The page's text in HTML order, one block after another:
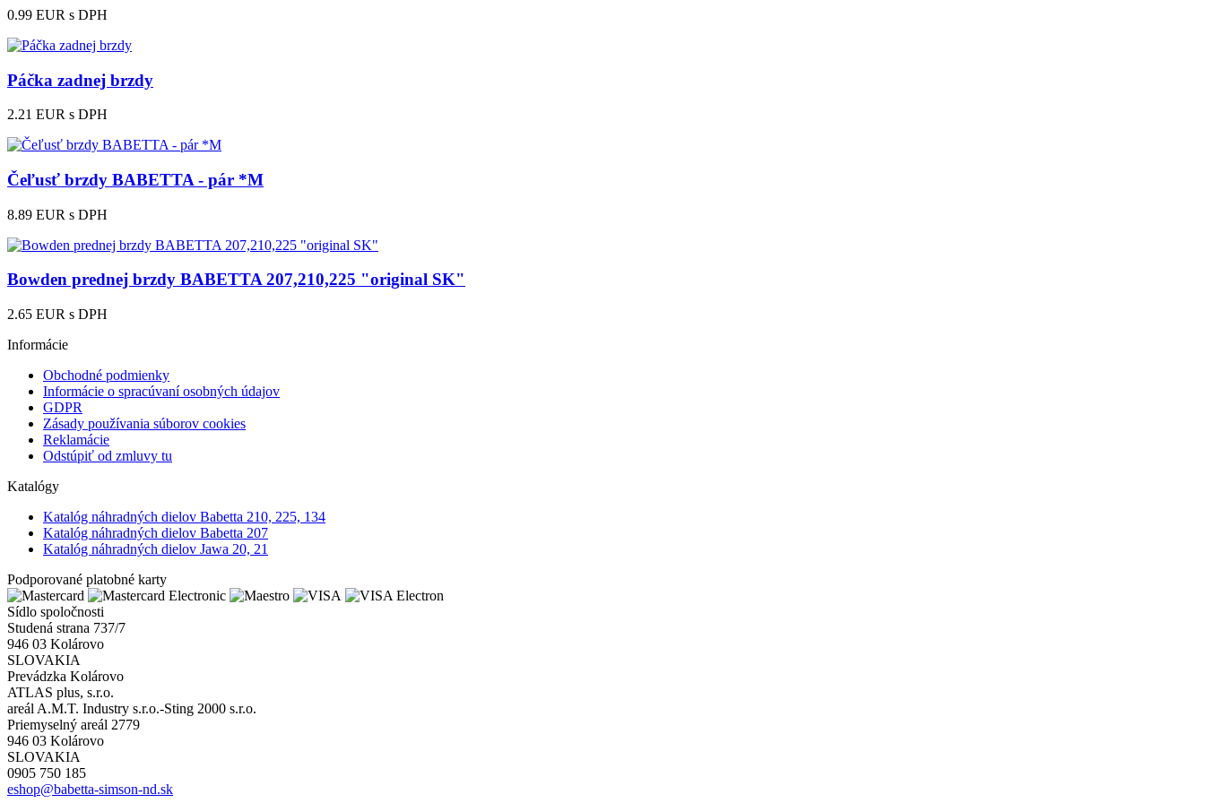
0.99 EUR s DPH
Páčka zadnej brzdy
2.21 EUR s DPH
Čeľusť brzdy BABETTA - pár *M
8.89 EUR s DPH
Bowden prednej brzdy BABETTA 207,210,225 "original SK"
2.65 EUR s DPH
Informácie
Obchodné podmienky
Informácie o spracúvaní osobných údajov
GDPR
Zásady používania súborov cookies
Reklamácie
Odstúpiť od zmluvy tu
Katalógy
Katalóg náhradných dielov Babetta 210, 225, 134
Katalóg náhradných dielov Babetta 207
Katalóg náhradných dielov Jawa 20, 21
Podporované platobné karty
Sídlo spoločnosti
Studená strana 737/7
946 03 Kolárovo
SLOVAKIA
Prevádzka Kolárovo
ATLAS plus, s.r.o.
areál A.M.T. Industry s.r.o.-Sting 2000 s.r.o.
Priemyselný areál 2779
946 03 Kolárovo
SLOVAKIA
0905 750 185
eshop@babetta-simson-nd.sk